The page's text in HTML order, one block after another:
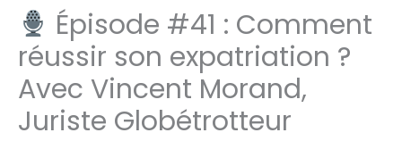
Épisode #41 : Comment
réussir son expatriation ?
Avec Vincent Morand,
Juriste Globétrotteur